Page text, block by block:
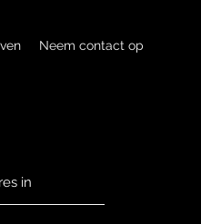
Neem contact op